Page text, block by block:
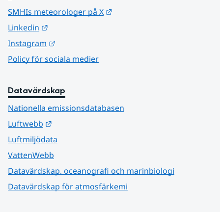
SMHIs meteorologer på X
Linkedin
Instagram
Policy för sociala medier
Datavärdskap
Nationella emissionsdatabasen
Luftwebb
Luftmiljödata
VattenWebb
Datavärdskap, oceanografi och marinbiologi
Datavärdskap för atmosfärkemi